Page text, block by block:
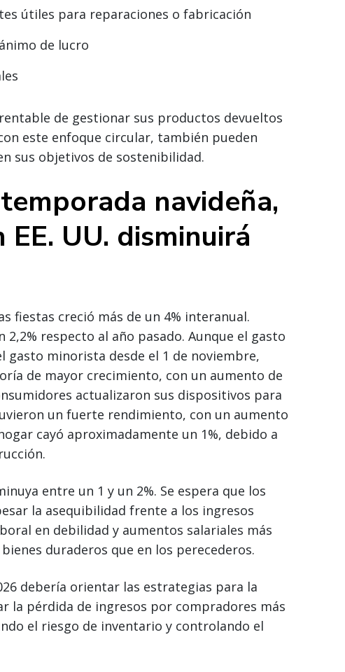
útiles para reparaciones o fabricación
de lucro
de gestionar sus productos devueltos
este enfoque circular, también pueden
sus objetivos de sostenibilidad.
navideña,
UU. disminuirá
fiestas creció más de un 4% interanual.
respecto al año pasado. Aunque el gasto
gasto minorista desde el 1 de noviembre,
de mayor crecimiento, con un aumento de
actualizaron sus dispositivos para
un fuerte rendimiento, con un aumento
cayó aproximadamente un 1%, debido a
entre un 1 y un 2%. Se espera que los
la asequibilidad frente a los ingresos
en debilidad y aumentos salariales más
duraderos que en los perecederos.
debería orientar las estrategias para la
la pérdida de ingresos por compradores más
el riesgo de inventario y controlando el